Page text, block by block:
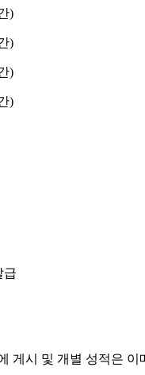
)
)
)
)
급
게시 및 개별 성적은